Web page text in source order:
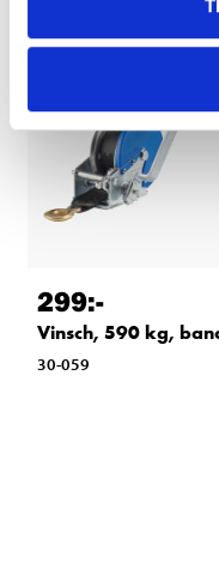
299:-
Vinsch, 590 kg,
30-059